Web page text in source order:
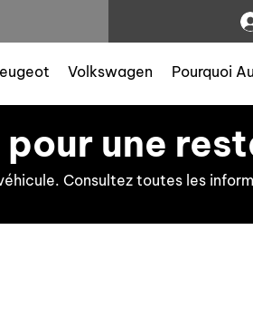
Volkswagen Pourquoi
une
Consultez toutes les